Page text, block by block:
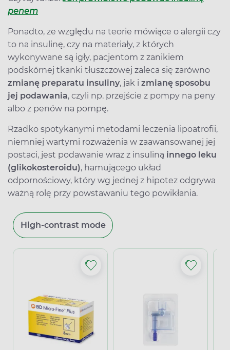
penem
Ponadto, ze względu na teorie mówiące o alergii czy
to na insulinę, czy na materiały, z których
wykonywane są igły, pacjentom z zanikiem
podskórnej tkanki tłuszczowej zaleca się zarówno
zmianę preparatu insuliny, jak i zmianę sposobu
jej podawania, czyli np. przejście z pompy na peny
albo z penów na pompę.
Rzadko spotykanymi metodami leczenia lipoatrofii,
niemniej wartymi rozważenia w zaawansowanej jej
postaci, jest podawanie wraz z insuliną innego leku
(glikokosteroidu), hamującego układ
odpornościowy, który wg jednej z hipotez odgrywa
ważną rolę przy powstawaniu tego powikłania.
High-contrast mode